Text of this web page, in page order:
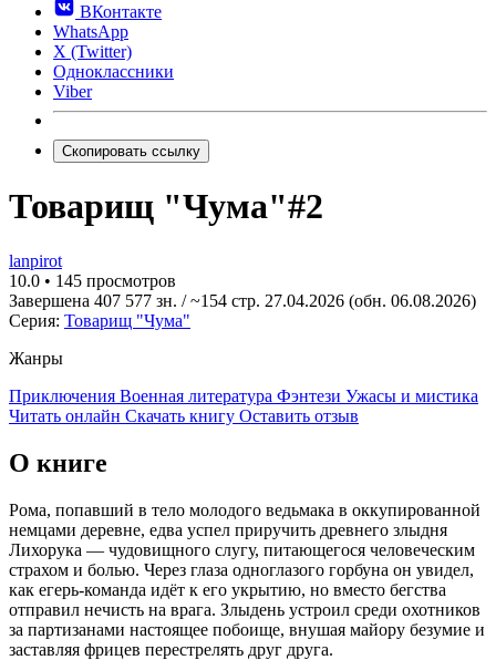
ВКонтакте
WhatsApp
X (Twitter)
Одноклассники
Viber
Скопировать ссылку
Товарищ "Чума"#2
lanpirot
10.0 • 145 просмотров
Завершена 407 577 зн. / ~154 стр. 27.04.2026 (обн. 06.08.2026)
Серия: Товарищ "Чума"
Жанры
Приключения Военная литература Фэнтези Ужасы и мистика
Читать онлайн Скачать книгу Оставить отзыв
О книге
Рома, попавший в тело молодого ведьмака в оккупированной
немцами деревне, едва успел приручить древнего злыдня
Лихорука — чудовищного слугу, питающегося человеческим
страхом и болью. Через глаза одноглазого горбуна он увидел,
как егерь-команда идёт к его укрытию, но вместо бегства
отправил нечисть на врага. Злыдень устроил среди охотников
за партизанами настоящее побоище, внушая майору безумие и
заставляя фрицев перестрелять друг друга.